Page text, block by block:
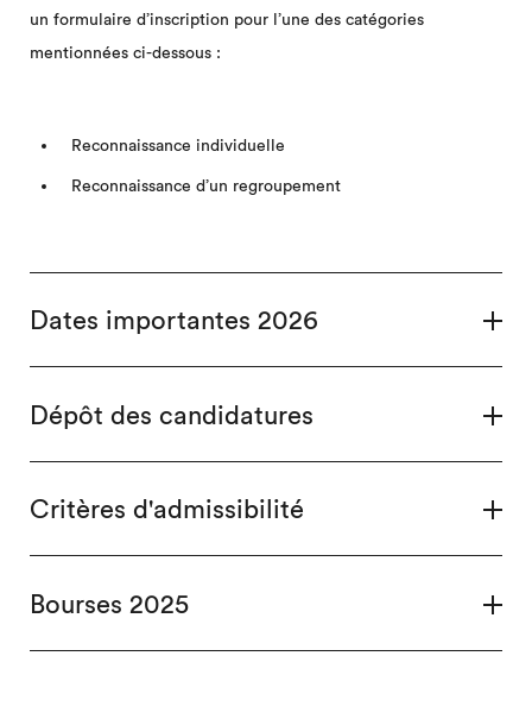
un formulaire d’inscription pour l’une des catégories
mentionnées ci-dessous :
Reconnaissance individuelle
Reconnaissance d’un regroupement
Dates importantes 2026
Dépôt des candidatures
Critères d'admissibilité
Bourses 2025